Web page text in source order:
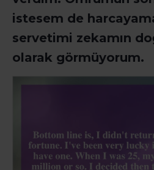
istesem de
servetimi zekamın
olarak görmüyorum.